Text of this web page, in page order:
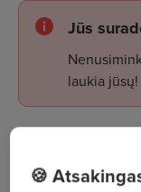
Jūs
laukia jūsų!
🍪